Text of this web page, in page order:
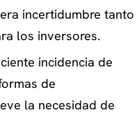
incertidumbre tanto
los inversores.
incidencia de
de
la necesidad de